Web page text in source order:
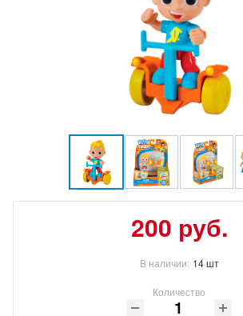
200 руб.
В наличии: 14 шт
Количество